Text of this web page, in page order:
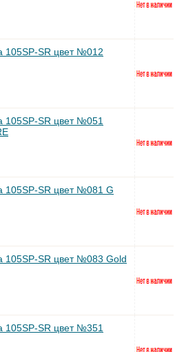
105SP-SR цвет №012
105SP-SR цвет №051
105SP-SR цвет №081 G
105SP-SR цвет №083 Gold
105SP-SR цвет №351